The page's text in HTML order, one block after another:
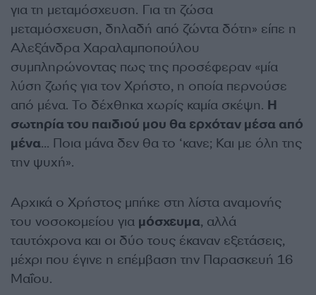
για τη μεταμόσχευση. Για τη ζώσα
μεταμόσχευση, δηλαδή από ζώντα δότη» είπε η
Αλεξάνδρα Χαραλαμποπούλου
συμπληρώνοντας πως της προσέφεραν «μία
λύση ζωής για τον Χρήστο, η οποία περνούσε
από μένα. Το δέχθηκα χωρίς καμία σκέψη. Η
σωτηρία του παιδιού μου θα ερχόταν μέσα από
μένα… Ποια μάνα δεν θα το ‘κανε; Και με όλη της
την ψυχή».
Αρχικά ο Χρήστος μπήκε στη λίστα αναμονής
του νοσοκομείου για μόσχευμα, αλλά
ταυτόχρονα και οι δύο τους έκαναν εξετάσεις,
μέχρι που έγινε η επέμβαση την Παρασκευή 16
Μαΐου.